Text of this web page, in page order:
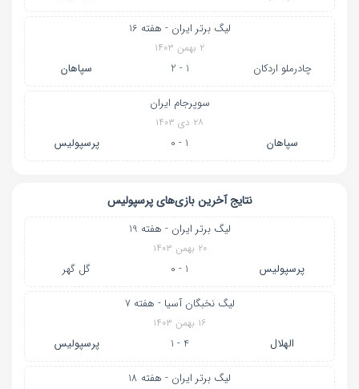
لیگ برتر ایران - هفته 16
۲ بهمن ۱۴۰۳
چادرملو اردکان 1 - 2 سپاهان
سوپرجام ایران
۲۸ دی ۱۴۰۳
سپاهان 1 - 0 پرسپولیس
نتایج آخرین بازی‌های پرسپولیس
لیگ برتر ایران - هفته 19
۲۰ بهمن ۱۴۰۳
پرسپولیس 1 - 0 گل گهر
لیگ نخبگان آسیا - هفته 7
۱۶ بهمن ۱۴۰۳
الهلال 4 - 1 پرسپولیس
لیگ برتر ایران - هفته 18